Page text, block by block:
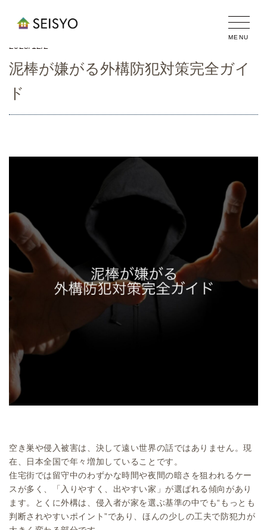
2025/12/2
泥棒が嫌がる外構防犯対策完全ガイ
ド
空き巣や侵入被害は、決して遠い世界の話ではありません。現
在、日本全国で年々増加していることです。
住宅街では留守中のわずかな時間や夜間の暗さを狙われるケー
スが多く、「入りやすく、出やすい家」が選ばれる傾向があり
ます。とくに外構は、侵入者が家を選ぶ基準の中でも“もっとも
判断されやすいポイント”であり、ほんの少しの工夫で防犯力が